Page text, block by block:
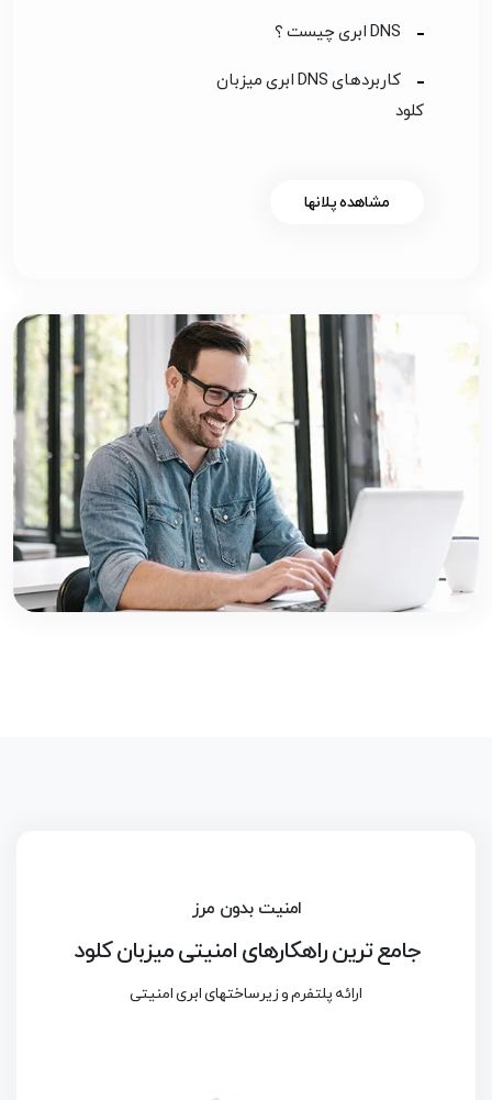
DNS ابری چیست ؟
کاربردهای DNS ابری میزبان
کلود
مشاهده پلانها
امنیت بدون مرز
جامع ترین راهکارهای امنیتی میزبان کلود
ارائه پلتفرم و زیرساختهای ابری امنیتی